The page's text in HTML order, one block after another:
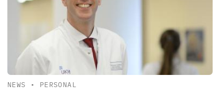
NEWS • PERSONAL